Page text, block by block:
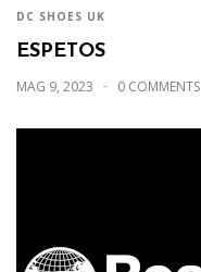
DC SHOES UK
ESPETOS
MAG 9, 2023 0 COMMENTS